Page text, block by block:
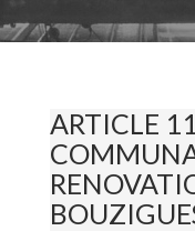
ARTICLE